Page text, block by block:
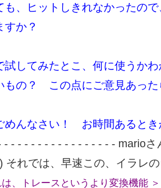
も、ヒットしきれなかったの
すか？
試してみたとこ、何に使うか
もの？ この点にご意見あった
めんなさい！ お時間あるとき
- - - - - - - - - - - - - - - - - mario
それでは、早速この、イラレ
は、トレースというより変換機能 ＞